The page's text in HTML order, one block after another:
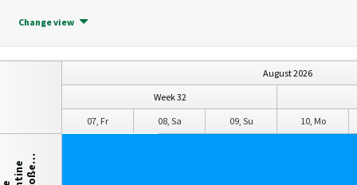
Change view
August 2026
Week 32
07, Fr 08, Sa 09, Su 10, Mo